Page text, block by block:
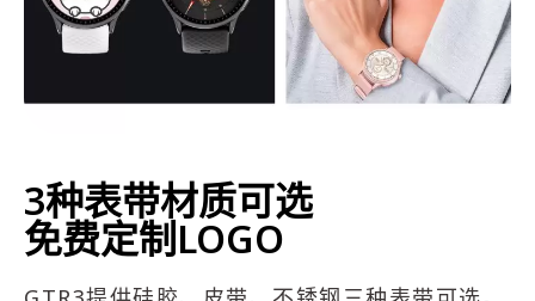
3种表带材质可选
免费定制LOGO